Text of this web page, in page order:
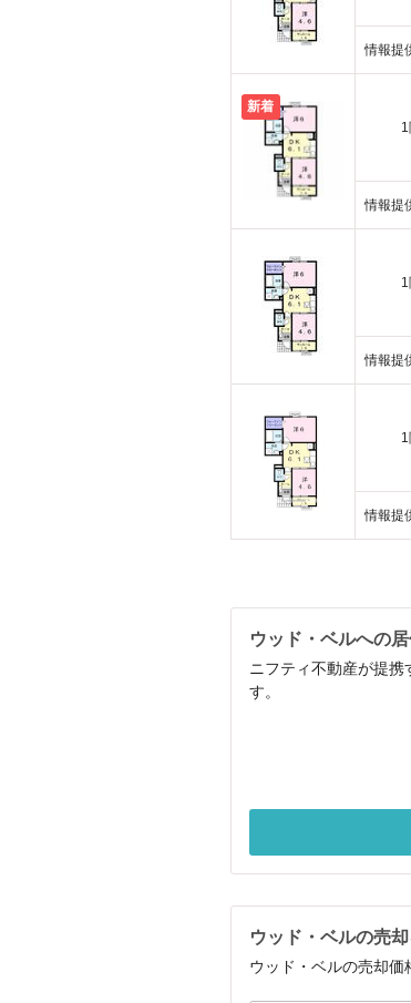
情報提
新着
情報提
情報提
情報提
ウッド・ベルへの
ニフティ不動産が提
す。
ウッド・ベルの売
ウッド・ベルの売却価